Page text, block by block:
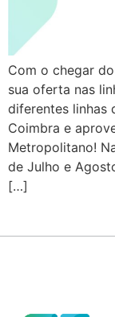
Com o chegar
sua oferta nas
diferentes linhas
Coimbra e
Metropolitano!
de Julho e
[…]